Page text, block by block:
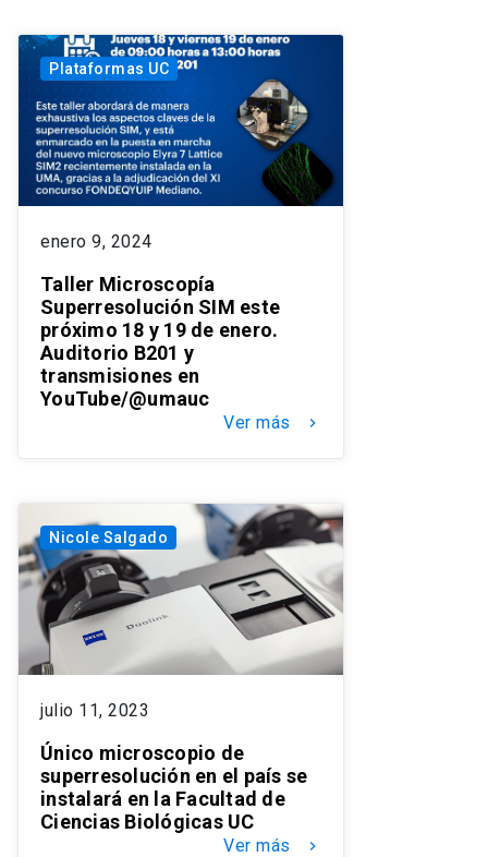
Plataformas UC
enero 9, 2024
Taller Microscopía
Superresolución SIM este
próximo 18 y 19 de enero.
Auditorio B201 y
transmisiones en
YouTube/@umauc
Ver más keyboard_arrow_right
Nicole Salgado
julio 11, 2023
Único microscopio de
superresolución en el país se
instalará en la Facultad de
Ciencias Biológicas UC
Ver más keyboard_arrow_right